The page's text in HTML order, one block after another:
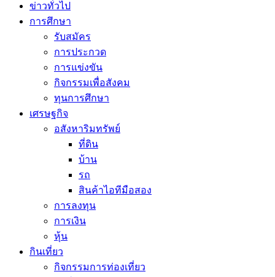
ข่าวทั่วไป
การศึกษา
รับสมัคร
การประกวด
การแข่งขัน
กิจกรรมเพื่อสังคม
ทุนการศึกษา
เศรษฐกิจ
อสังหาริมทรัพย์
ที่ดิน
บ้าน
รถ
สินค้าไอทีมือสอง
การลงทุน
การเงิน
หุ้น
กินเที่ยว
กิจกรรมการท่องเที่ยว